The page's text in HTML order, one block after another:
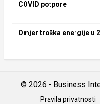
COVID potpore
Omjer troška energije u
© 2026 - Business
Pravila privatnosti